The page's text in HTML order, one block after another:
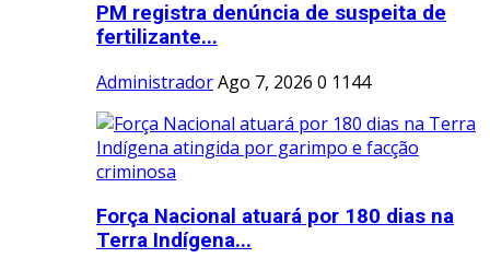
PM registra denúncia de suspeita de
fertilizante...
AdministradorAgo 7, 2026 0 1144
Força Nacional atuará por 180 dias na
Terra Indígena...